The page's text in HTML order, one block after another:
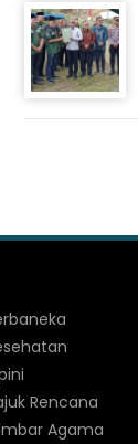
Rencana
Agama